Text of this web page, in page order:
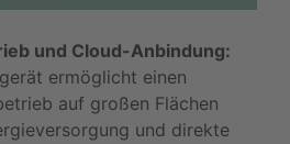
und Cloud-Anbindung:
ermöglicht einen
auf großen Flächen
und direkte